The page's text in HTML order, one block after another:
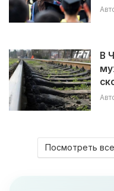
В
Посмотреть